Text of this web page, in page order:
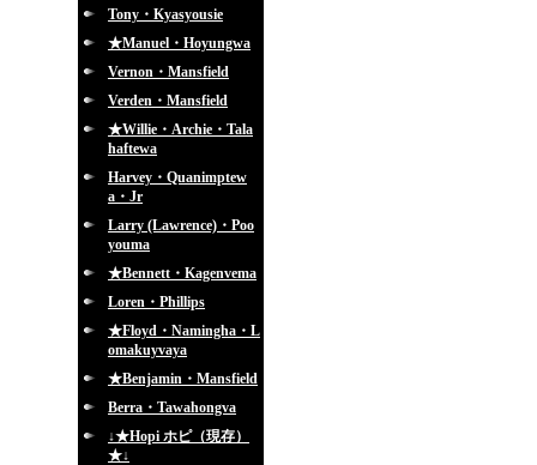
Tony・Kyasyousie
★Manuel・Hoyungwa
Vernon・Mansfield
Verden・Mansfield
★Willie・Archie・Tala
haftewa
Harvey・Quanimptew
a・Jr
Larry (Lawrence)・Poo
youma
★Bennett・Kagenvema
Loren・Phillips
★Floyd・Namingha・L
omakuyvaya
★Benjamin・Mansfield
Berra・Tawahongva
↓★Hopi ホピ（現存）
★↓